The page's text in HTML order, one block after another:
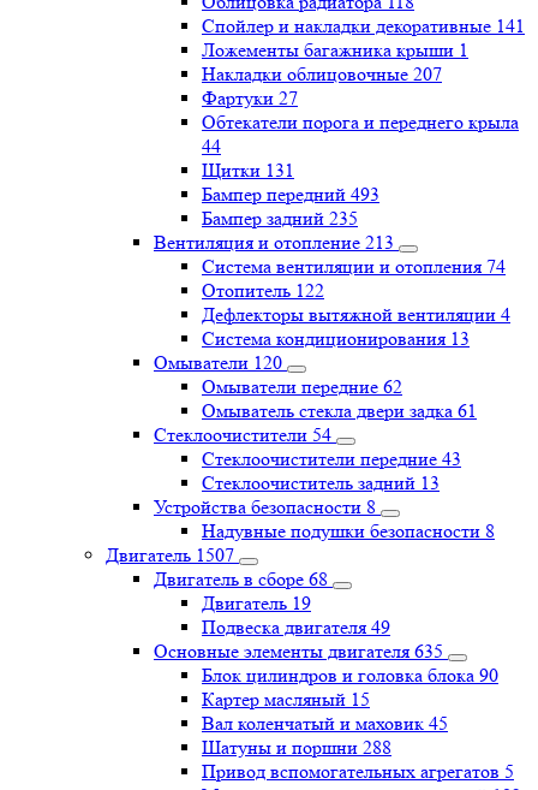
Спойлер и накладки декоративные 141
Ложементы багажника крыши 1
Накладки облицовочные 207
Фартуки 27
Обтекатели порога и переднего крыла
44
Щитки 131
Бампер передний 493
Бампер задний 235
Вентиляция и отопление 213
Система вентиляции и отопления 74
Отопитель 122
Дефлекторы вытяжной вентиляции 4
Система кондиционирования 13
Омыватели 120
Омыватели передние 62
Омыватель стекла двери задка 61
Стеклоочистители 54
Стеклоочистители передние 43
Стеклоочиститель задний 13
Устройства безопасности 8
Надувные подушки безопасности 8
Двигатель 1507
Двигатель в сборе 68
Двигатель 19
Подвеска двигателя 49
Основные элементы двигателя 635
Блок цилиндров и головка блока 90
Картер масляный 15
Вал коленчатый и маховик 45
Шатуны и поршни 288
Привод вспомогательных агрегатов 5